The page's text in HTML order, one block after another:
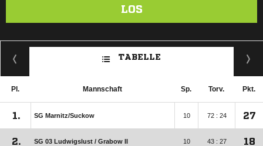
LOS
TABELLE
Pl. Mannschaft Sp. Torv. Pkt.
1. SG Marnitz/​Suckow 10 72 : 24 27
2. SG 03 Ludwigslust /​ Grabow II 10 43 : 27 18